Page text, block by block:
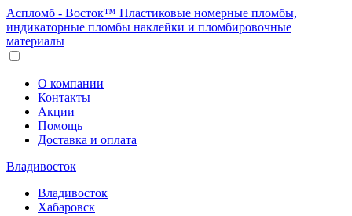
Аспломб - Восток™ Пластиковые номерные пломбы,
индикаторные пломбы наклейки и пломбировочные
материалы
О компании
Контакты
Акции
Помощь
Доставка и оплата
Владивосток
Владивосток
Хабаровск